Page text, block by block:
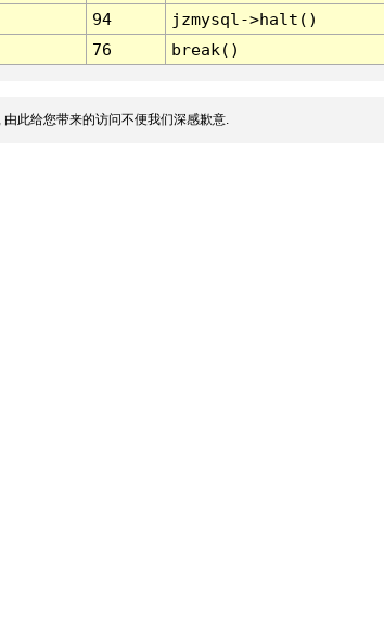
94
jzmysql->halt()
76 break()
此给您带来的访问不便我们深感歉意.